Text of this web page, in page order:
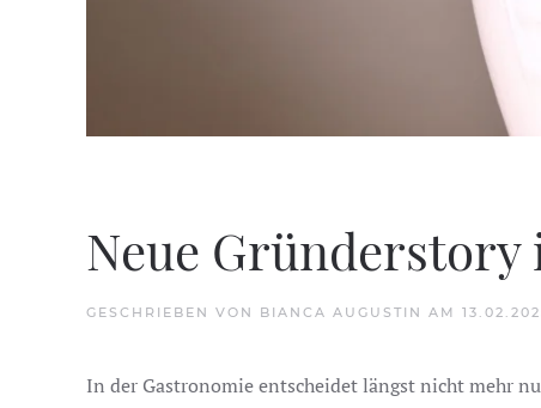
Neue
GESCHRIEBEN VON BIANCA AUGUSTIN AM
In der Gastronomie entscheidet längst nicht mehr